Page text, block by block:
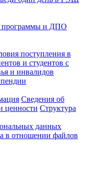
программы и ДПО
поступления в
и студентов с
и инвалидов
Сведения об
ценности Структура
данных
в отношении файлов